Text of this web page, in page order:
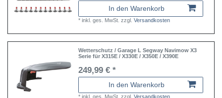
In den Warenkorb
*inkl. ges. MwSt. zzgl.Versandkosten
Wetterschutz / Garage L Segway Navimow X3
Serie für X315E / X330E / X350E / X390E
249,99 € *
In den Warenkorb
*inkl. ges. MwSt. zzgl.Versandkosten